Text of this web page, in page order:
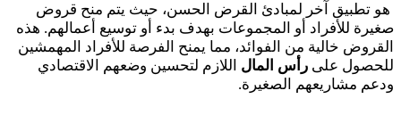
هو تطبيق آخر لمبادئ القرض الحسن، حيث يتم منح قروض
صغيرة للأفراد أو المجموعات بهدف بدء أو توسيع أعمالهم. هذه
القروض خالية من الفوائد، مما يمنح الفرصة للأفراد المهمشين
للحصول على رأس المال اللازم لتحسين وضعهم الاقتصادي
ودعم مشاريعهم الصغيرة.